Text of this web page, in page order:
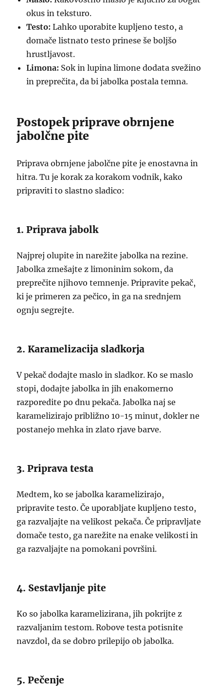
okus in teksturo.
Testo: Lahko uporabite kupljeno testo, a
domače listnato testo prinese še boljšo
hrustljavost.
Limona: Sok in lupina limone dodata svežino
in preprečita, da bi jabolka postala temna.
Postopek priprave obrnjene
jabolčne pite
Priprava obrnjene jabolčne pite je enostavna in
hitra. Tu je korak za korakom vodnik, kako
pripraviti to slastno sladico:
1. Priprava jabolk
Najprej olupite in narežite jabolka na rezine.
Jabolka zmešajte z limoninim sokom, da
preprečite njihovo temnenje. Pripravite pekač,
ki je primeren za pečico, in ga na srednjem
ognju segrejte.
2. Karamelizacija sladkorja
V pekač dodajte maslo in sladkor. Ko se maslo
stopi, dodajte jabolka in jih enakomerno
razporedite po dnu pekača. Jabolka naj se
karamelizirajo približno 10-15 minut, dokler ne
postanejo mehka in zlato rjave barve.
3. Priprava testa
Medtem, ko se jabolka karamelizirajo,
pripravite testo. Če uporabljate kupljeno testo,
ga razvaljajte na velikost pekača. Če pripravljate
domače testo, ga narežite na enake velikosti in
ga razvaljajte na pomokani površini.
4. Sestavljanje pite
Ko so jabolka karamelizirana, jih pokrijte z
razvaljanim testom. Robove testa potisnite
navzdol, da se dobro prilepijo ob jabolka.
5. Pečenje